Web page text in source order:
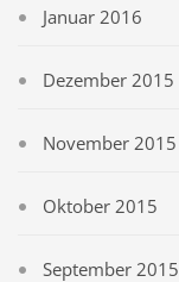
Januar 2016
Dezember 2015
November 2015
Oktober 2015
September 2015